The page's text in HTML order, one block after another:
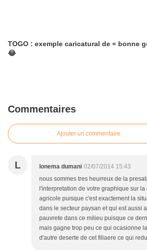
TOGO : exemple caricatural de « bonne
😂
Commentaires
Ajouter un commentaire
L lonema dumani 02/07/2014 15:43
nous sommes tres heurreux de la
l'interpretation de votre graphique sur
agricole puisque c'est exactement la
dans le secteur paysan et qui est aussi
pauvrete dans ce milieu puisque ce
mais gagne trop peu ce qui ocasionne
d'autre deserte de cet filiaere ce qui